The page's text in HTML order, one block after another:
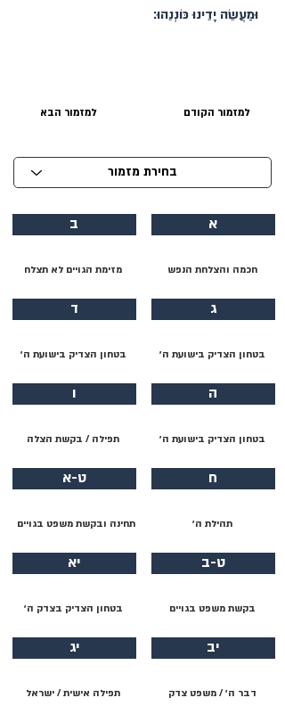
וּמַעֲשֵׂה יָדֵינוּ כּוֹנְנֵהוּ׃
למזמור הבא למזמור הקודם
א
חכמה והצלחת הנפש
ג
בטחון הצדיק בישועת ה׳
ה
בטחון הצדיק בישועת ה׳
ח
תהילת ה׳
ט-ב
בקשת משפט בגויים
יב
דבר ה׳ / משפט צדק
ב
מזימת הגויים לא תצלח
ד
בטחון הצדיק בישועת ה׳
ו
תפילה / בקשת הצלה
ט-א
תחינה ובקשת משפט בגויים
יא
בטחון הצדיק בצדק ה׳
יג
תפילה אישית / ישראל